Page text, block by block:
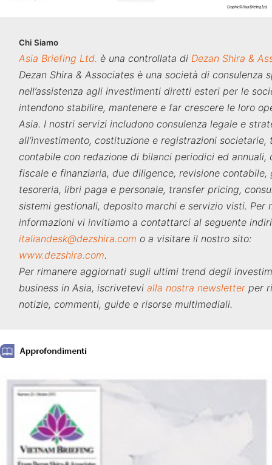
Chi Siamo
Asia Briefing Ltd. è una controllata di Dezan Shira &
Dezan Shira & Associates è una società di consulenza
nell’assistenza agli investimenti diretti esteri per le
intendono stabilire, mantenere e far crescere le loro
Asia. I nostri servizi includono consulenza legale e
all’investimento, costituzione e registrazioni societarie,
contabile con redazione di bilanci periodici ed annuali,
fiscale e finanziaria, due diligence, revisione contabile,
tesoreria, libri paga e personale, transfer pricing,
sistemi gestionali, deposito marchi e servizio visti. Per
informazioni vi invitiamo a contattarci al seguente
italiandesk@dezshira.com o a visitare il nostro sito:
www.dezshira.com.
Per rimanere aggiornati sugli ultimi trend degli
business in Asia, iscrivetevi alla nostra newsletter per
notizie, commenti, guide e risorse multimediali.